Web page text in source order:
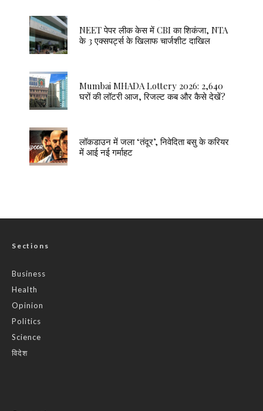
NEET पेपर लीक केस में CBI का शिकंजा, NTA
के 3 एक्सपर्ट्स के खिलाफ चार्जशीट दाखिल
Mumbai MHADA Lottery 2026: 2,640
घरों की लॉटरी आज, रिजल्ट कब और कैसे देखें?
लॉकडाउन में जला ‘तंदूर’, निवेदिता बसु के करियर
में आई नई गर्माहट
Sections
Business
Health
Opinion
Politics
Science
विदेश